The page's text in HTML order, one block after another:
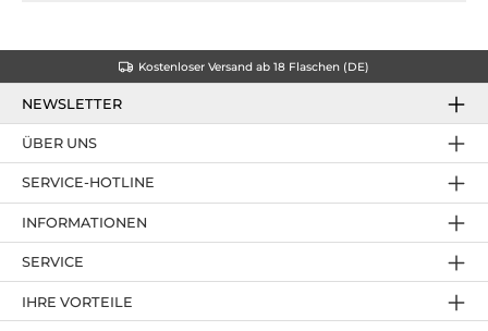
Kostenloser Versand ab 18 Flaschen (DE)
NEWSLETTER
SERVICE-HOTLINE
IHRE VORTEILE
ÜBER UNS
INFORMATIONEN
SERVICE